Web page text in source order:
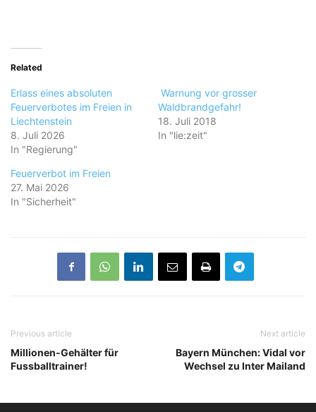
Related
Erlass eines absoluten
Feuerverbotes im Freien in
Liechtenstein
8. Juli 2026
In "Regierung"
Warnung vor grosser
Waldbrandgefahr!
18. Juli 2018
In "lie:zeit"
Feuerverbot im Freien
27. Mai 2026
In "Sicherheit"
Previous article
Millionen-Gehälter für
Fussballtrainer!
Next article
Bayern München: Vidal vor
Wechsel zu Inter Mailand